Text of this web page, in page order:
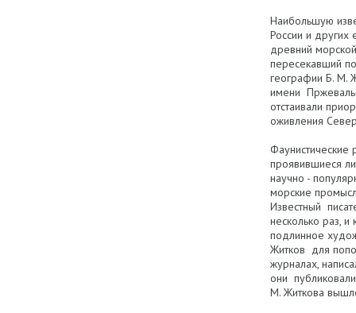
Наибольшую
России и других
древний
пересекавший
географии Б. М.
имени
отстаивали
оживления
Фаунистические
проявившиеся
научно -
морские
Известный
несколько раз,
подлинное
Житков для
журналах,
они
М. Житкова